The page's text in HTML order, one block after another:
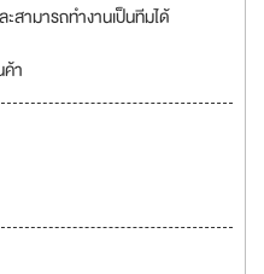
สามารถทำงานเป็นทีมได้
า